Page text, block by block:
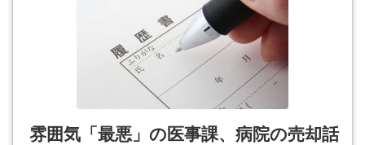
雰囲気「最悪」の医事課、病院の売却話